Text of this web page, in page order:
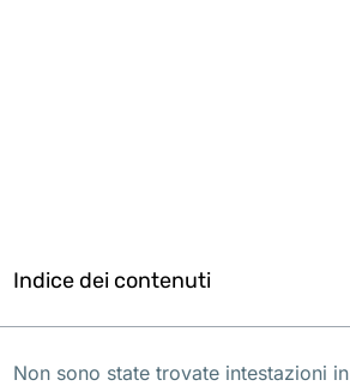
Indice dei contenuti
Non sono state trovate intestazioni in